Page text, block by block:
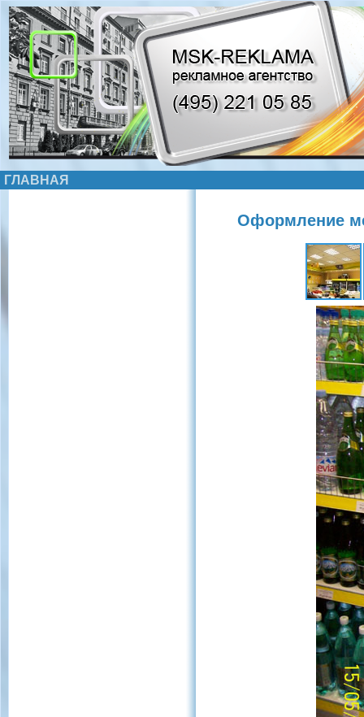
ГЛАВНАЯ
Оформление